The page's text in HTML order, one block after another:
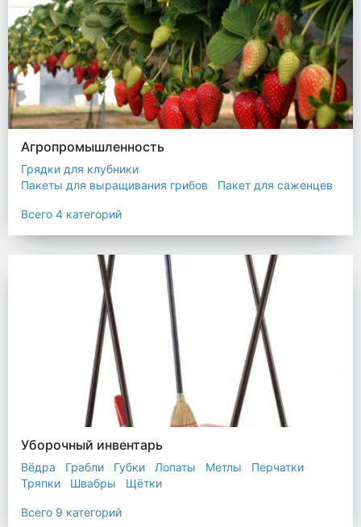
Агропромышленность
Грядки для клубники
Пакеты для выращивания грибов
Пакет для саженцев
Всего 4 категорий
Уборочный инвентарь
Вёдра Грабли Губки Лопаты Метлы
Перчатки
Тряпки
Швабры Щётки
Всего 9 категорий